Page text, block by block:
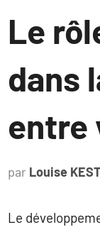
Le
dans
entre
par Louise
Le